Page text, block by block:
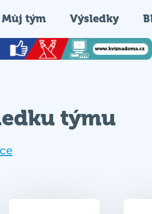
Můj tým Výsledky
týmu